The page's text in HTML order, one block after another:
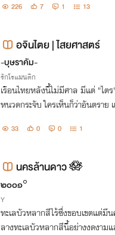
าถึง "กูมาแล้ว"
226 7 1 13
อจินไตย | ไสยศาสตร์
-บุษราคัม-
รักโรแมนติก
เรือนไทยหลังนี้ไม่มีศาล มีแต่ "ไต
หนวดกระจับ ใครเห็นก็ว่าอันตราย
33 0 0 1
นครล้านดาว 🪷
๒๐๐๑°
Y
ทะเลบัวหลากสีไร้ซึ่งขอบเขตแต่มี
ลางทะเลบัวหลากสีนี้อย่างงดงาม